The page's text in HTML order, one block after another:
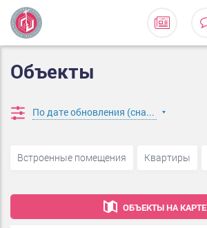
Объекты
По дате обновления (сначала новые)
Встроенные помещения Квартиры
ОБЪЕКТЫ НА КАРТЕ